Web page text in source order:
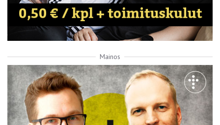
Mainos